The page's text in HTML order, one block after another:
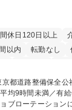
休日120日以上
以内
転勤なし
得手当あり 食事
全公社 求人名 【都庁グループ
間未満／有給年平均16
ブローテーション